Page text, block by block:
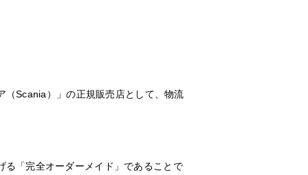
（Scania）」の正規販売店として、物流
る「完全オーダーメイド」であることで